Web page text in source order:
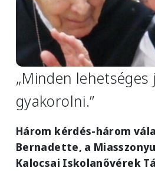
„Minden lehetséges
gyakorolni.”
Három kérdés-három
Bernadette, a
Kalocsai Iskolanővérek